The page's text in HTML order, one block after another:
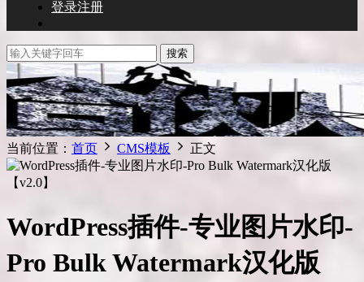
登录注册
搜索
当前位置： 首页 CMS模板 正文
WordPress插件-专业图片水印-
Pro Bulk Watermark汉化版